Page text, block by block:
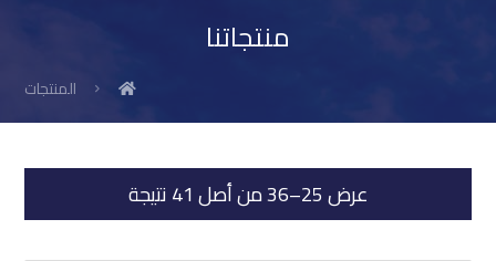
منتجاتنا
المنتجات
عرض 25–36 من أصل 41 نتيجة